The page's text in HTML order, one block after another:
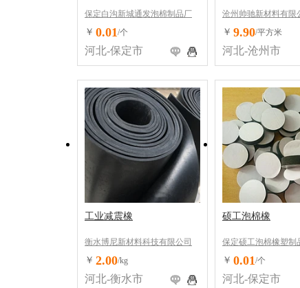
保定白沟新城通发泡棉制品厂
￥ 0.01/个
河北-保定市
沧州帅驰新材料有限
￥ 9.90/平方米
河北-沧州市
工业减震橡
衡水博尼新材料科技有限公司
￥ 2.00/kg
河北-衡水市
硕工泡棉橡
保定硕工泡棉橡塑制
公司
￥ 0.01/个
河北-保定市